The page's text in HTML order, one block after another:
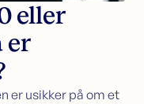
eller
er
er usikker på om et